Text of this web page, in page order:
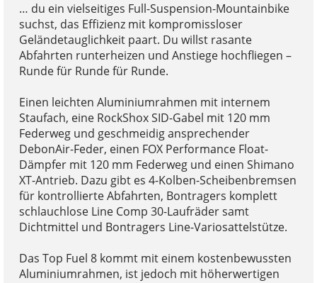
… du ein vielseitiges Full-Suspension-Mountainbike
suchst, das Effizienz mit kompromissloser
Geländetauglichkeit paart. Du willst rasante
Abfahrten runterheizen und Anstiege hochfliegen –
Runde für Runde für Runde.
Einen leichten Aluminiumrahmen mit internem
Staufach, eine RockShox SID-Gabel mit 120 mm
Federweg und geschmeidig ansprechender
DebonAir-Feder, einen FOX Performance Float-
Dämpfer mit 120 mm Federweg und einen Shimano
XT-Antrieb. Dazu gibt es 4-Kolben-Scheibenbremsen
für kontrollierte Abfahrten, Bontragers komplett
schlauchlose Line Comp 30-Laufräder samt
Dichtmittel und Bontragers Line-Variosattelstütze.
Das Top Fuel 8 kommt mit einem kostenbewussten
Aluminiumrahmen, ist jedoch mit höherwertigen